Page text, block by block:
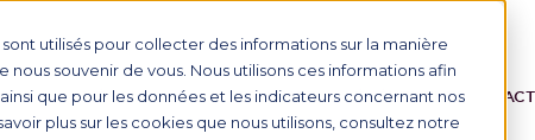
utilisés pour collecter des informations sur la manière
souvenir de vous. Nous utilisons ces informations afin
que pour les données et les indicateurs concernant nos
plus sur les cookies que nous utilisons, consultez notre
L'ÉCOLE ALTERNANCE ÉVÉNEMENTS